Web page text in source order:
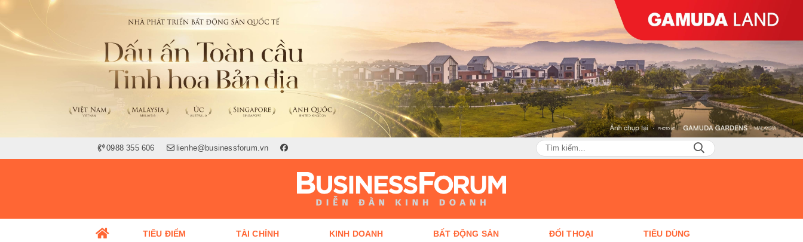
0988 355 606 lienhe@businessforum.vn
TIÊU ĐIỂM TÀI CHÍNH KINH DOANH BẤT ĐỘNG SẢN ĐỐI THOẠI TIÊU DÙNG